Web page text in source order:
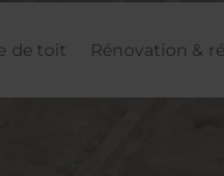
de toit Rénovation &